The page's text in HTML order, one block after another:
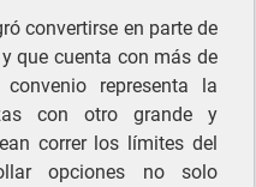
convertirse en parte de
que cuenta con más de
representa la
con otro grande y
correr los límites del
opciones no solo